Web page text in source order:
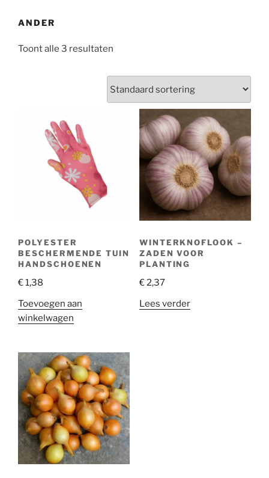
ANDER
Toont alle 3 resultaten
POLYESTER
BESCHERMENDE TUIN
HANDSCHOENEN
€1,38
Toevoegen aan
winkelwagen
WINTERKNOFLOOK –
ZADEN VOOR
PLANTING
€2,37
Lees verder